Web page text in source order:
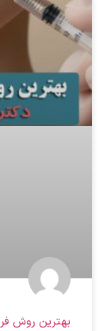
بهترین روش